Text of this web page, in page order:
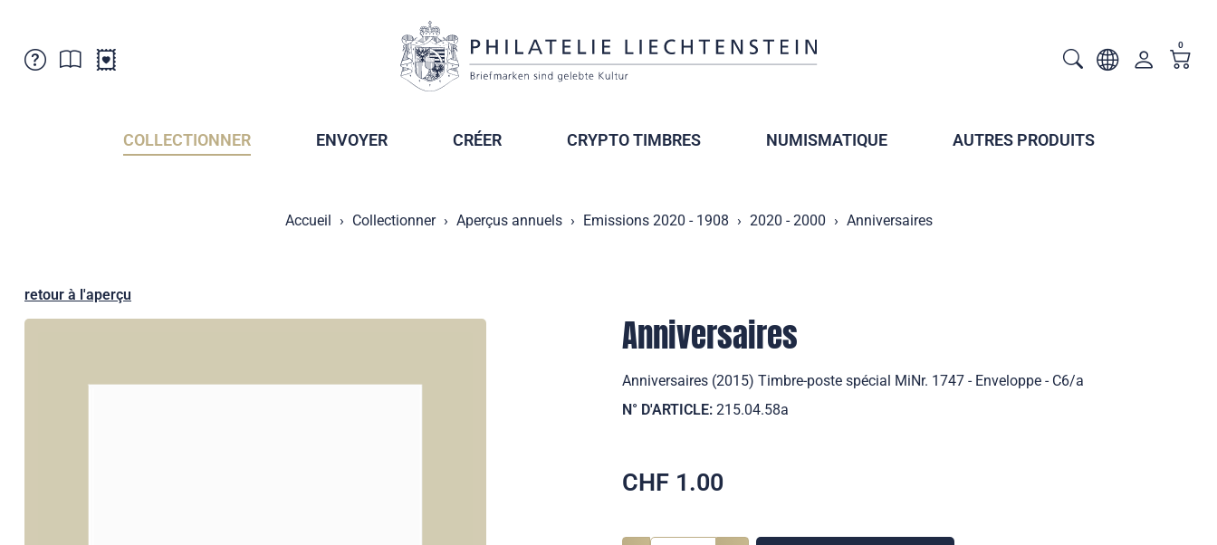
Points de vente
Abonnement
0
COLLECTIONNER ENVOYER CRÉER CRYPTO TIMBRES NUMISMATIQUE AUTRES PRODUITS
Accueil Collectionner Aperçus annuels Emissions 2020 - 1908 2020 - 2000 Anniversaires
retour à l'aperçu
Anniversaires
Anniversaires (2015) Timbre-poste spécial MiNr. 1747 - Enveloppe - C6/a
N° D'ARTICLE: 215.04.58a
CHF 1.00